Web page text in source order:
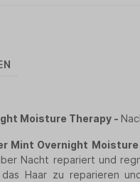
Moisture Therapy -
Mint Overnight
Nacht repariert und
Haar zu reparieren